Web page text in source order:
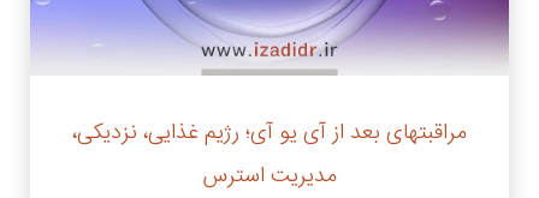
مراقبتهای بعد از آی یو آی؛ رژیم غذایی، نزدیکی،
مدیریت استرس